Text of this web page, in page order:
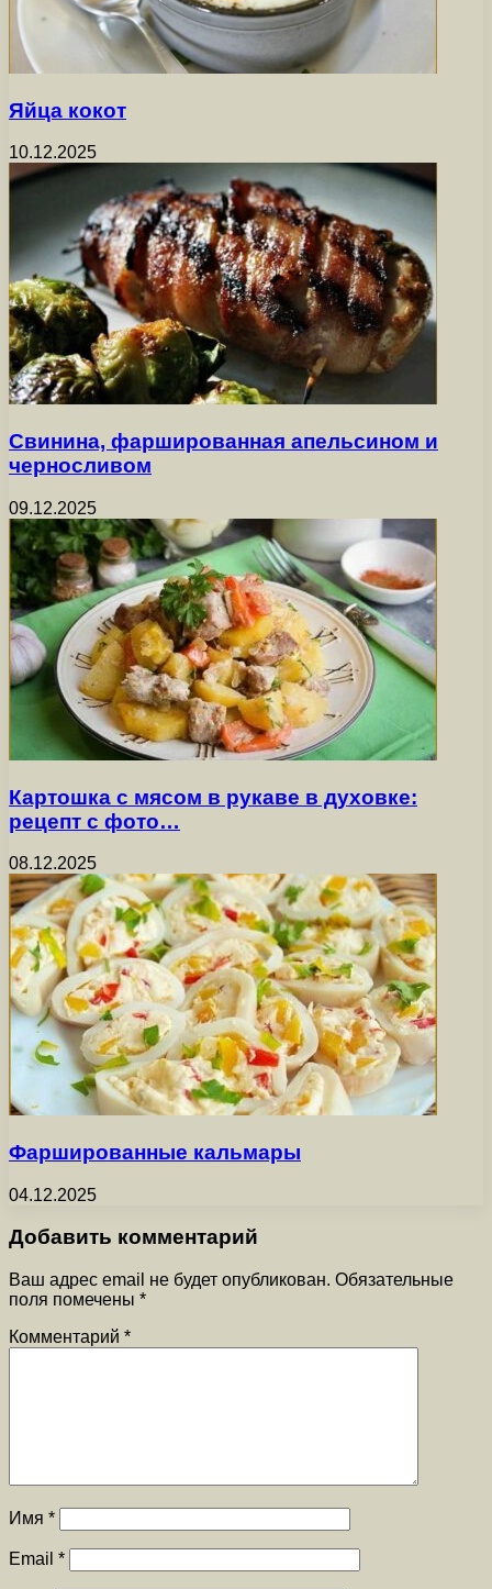
Яйца кокот
10.12.2025
Свинина, фаршированная апельсином и
черносливом
09.12.2025
Картошка с мясом в рукаве в духовке:
рецепт с фото…
08.12.2025
Фаршированные кальмары
04.12.2025
Добавить комментарий
Ваш адрес email не будет опубликован. Обязательные
поля помечены *
Комментарий *
Имя *
Email *